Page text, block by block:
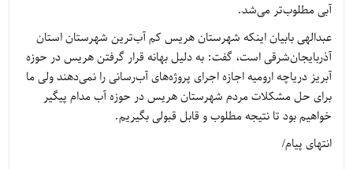
آبی مطلوب‌تر می‌شد.
عبدالهی بابیان اینکه شهرستان هریس کم آب‌ترین شهرستان استان
آذربایجان‌شرقی است، گفت: به دلیل بهانه قرار گرفتن هریس در حوزه
آبریز دریاچه ارومیه اجازه اجرای پروژه‌های آب‌رسانی را نمی‌دهند ولی ما
برای حل مشکلات مردم شهرستان هریس در حوزه آب مدام پیگیر
خواهیم بود تا نتیجه مطلوب و قابل قبولی بگیریم.
انتهای پیام/